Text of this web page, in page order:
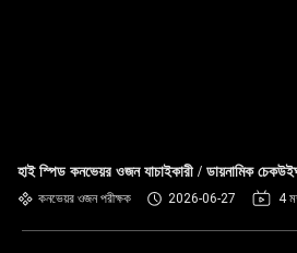
হাই স্পিড কনভেয়র ওজন যাচাইকারী / ডায়নামিক
কনভেয়র ওজন পরীক্ষক 2026-06-27 4